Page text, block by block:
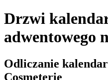
Drzwi
adwentowego
Odliczanie
Cosmeterie